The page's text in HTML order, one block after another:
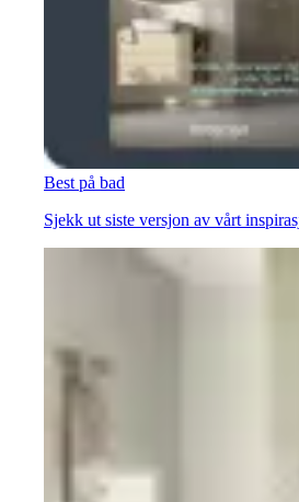
Best på bad
Sjekk ut siste versjon av vårt